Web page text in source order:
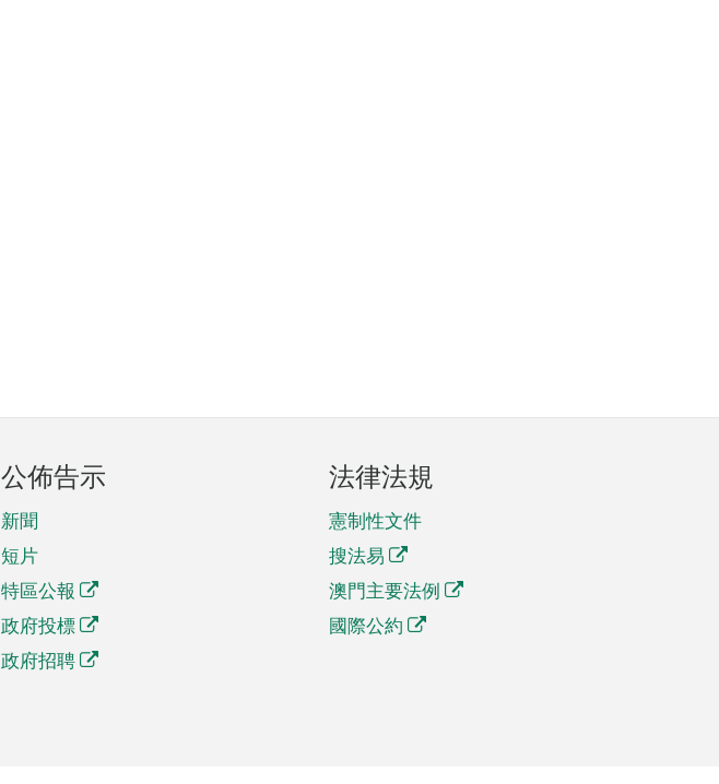
公佈告示
新聞
短片
特區公報
政府投標
政府招聘
法律法規
憲制性文件
搜法易
澳門主要法例
國際公約